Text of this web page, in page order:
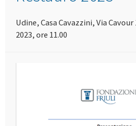
Udine, Casa Cavazzini, Via
2023, ore 11.00